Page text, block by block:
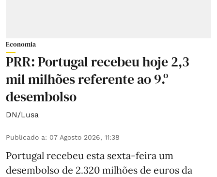
Economia
PRR: Portugal recebeu hoje 2,3
mil milhões referente ao 9.º
desembolso
DN/Lusa
Publicado a: 07 Agosto 2026, 11:38
Portugal recebeu esta sexta-feira um
desembolso de 2.320 milhões de euros da